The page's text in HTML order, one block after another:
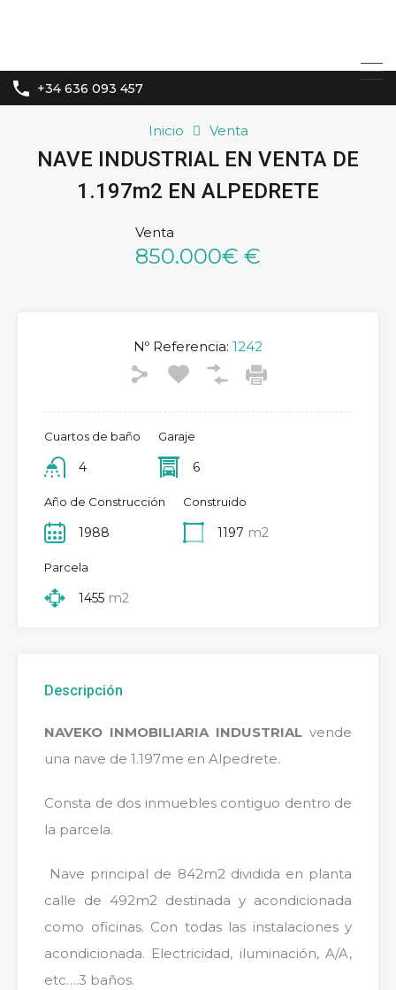
+34 636 093 457
Inicio Venta
NAVE INDUSTRIAL EN VENTA DE
1.197m2 EN ALPEDRETE
Venta
850.000€ €
Nº Referencia: 1242
Cuartos de baño
4
Garaje
6
Año de Construcción
1988
Construido
1197 m2
Parcela
1455 m2
Descripción
NAVEKO INMOBILIARIA INDUSTRIAL vende
una nave de 1.197me en Alpedrete.
Consta de dos inmuebles contiguo dentro de
la parcela.
Nave principal de 842m2 dividida en planta
calle de 492m2 destinada y acondicionada
como oficinas. Con todas las instalaciones y
acondicionada. Electricidad, iluminación, A/A,
etc….3 baños.